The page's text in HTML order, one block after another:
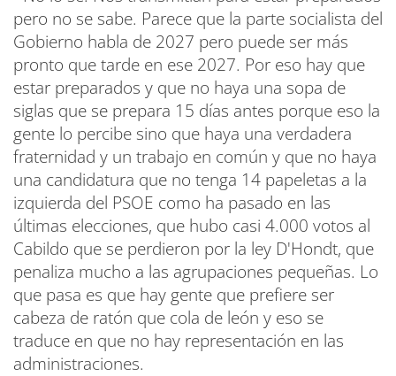
pero no se sabe. Parece que la parte socialista del
Gobierno habla de 2027 pero puede ser más
pronto que tarde en ese 2027. Por eso hay que
estar preparados y que no haya una sopa de
siglas que se prepara 15 días antes porque eso la
gente lo percibe sino que haya una verdadera
fraternidad y un trabajo en común y que no haya
una candidatura que no tenga 14 papeletas a la
izquierda del PSOE como ha pasado en las
últimas elecciones, que hubo casi 4.000 votos al
Cabildo que se perdieron por la ley D'Hondt, que
penaliza mucho a las agrupaciones pequeñas. Lo
que pasa es que hay gente que prefiere ser
cabeza de ratón que cola de león y eso se
traduce en que no hay representación en las
administraciones.